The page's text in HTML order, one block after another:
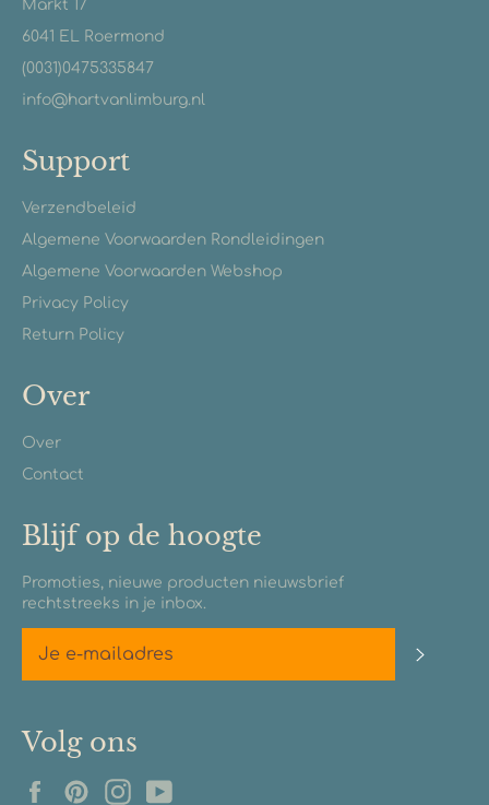
Markt 17
6041 EL Roermond
(0031)0475335847
info@hartvanlimburg.nl
Support
Verzendbeleid
Algemene Voorwaarden Rondleidingen
Algemene Voorwaarden Webshop
Privacy Policy
Return Policy
Over
Over
Contact
Blijf op de hoogte
Promoties, nieuwe producten nieuwsbrief
rechtstreeks in je inbox.
Volg ons
FacebookPinterestInstagram